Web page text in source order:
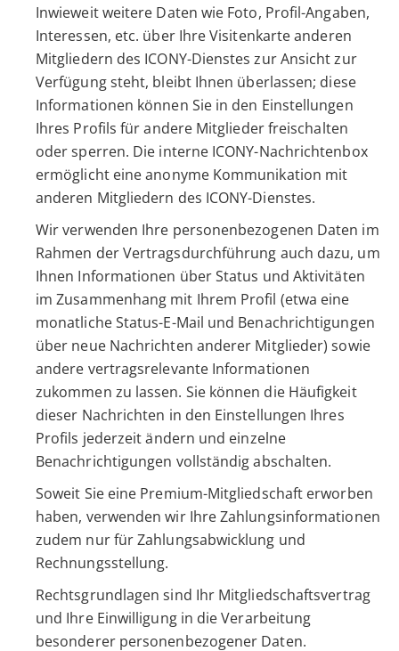
Inwieweit weitere Daten wie Foto, Profil-Angaben,
Interessen, etc. über Ihre Visitenkarte anderen
Mitgliedern des ICONY-Dienstes zur Ansicht zur
Verfügung steht, bleibt Ihnen überlassen; diese
Informationen können Sie in den Einstellungen
Ihres Profils für andere Mitglieder freischalten
oder sperren. Die interne ICONY-Nachrichtenbox
ermöglicht eine anonyme Kommunikation mit
anderen Mitgliedern des ICONY-Dienstes.
Wir verwenden Ihre personenbezogenen Daten im
Rahmen der Vertragsdurchführung auch dazu, um
Ihnen Informationen über Status und Aktivitäten
im Zusammenhang mit Ihrem Profil (etwa eine
monatliche Status-E-Mail und Benachrichtigungen
über neue Nachrichten anderer Mitglieder) sowie
andere vertragsrelevante Informationen
zukommen zu lassen. Sie können die Häufigkeit
dieser Nachrichten in den Einstellungen Ihres
Profils jederzeit ändern und einzelne
Benachrichtigungen vollständig abschalten.
Soweit Sie eine Premium-Mitgliedschaft erworben
haben, verwenden wir Ihre Zahlungsinformationen
zudem nur für Zahlungsabwicklung und
Rechnungsstellung.
Rechtsgrundlagen sind Ihr Mitgliedschaftsvertrag
und Ihre Einwilligung in die Verarbeitung
besonderer personenbezogener Daten.